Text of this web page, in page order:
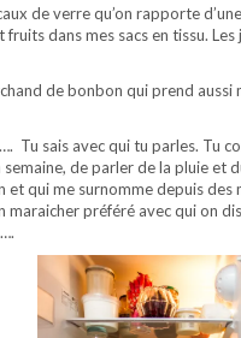
de verre qu’on rapporte
dans mes sacs en tissu.
de bonbon qui prend
Tu sais avec qui tu parles. Tu
de parler de la pluie
qui me surnomme depuis
préféré avec qui on